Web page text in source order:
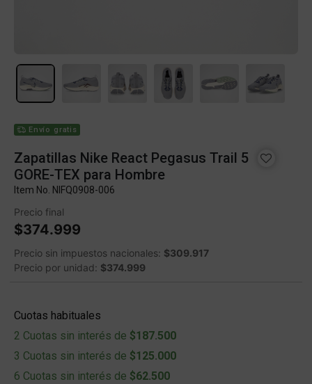
Envío gratis
Zapatillas Nike React Pegasus Trail 5
GORE-TEX para Hombre
Item No. NIFQ0908-006
Precio final
$374.999
Precio sin impuestos nacionales: $309.917
Precio por unidad: $374.999
Cuotas habituales
2 Cuotas sin interés de $187.500
3 Cuotas sin interés de $125.000
6 Cuotas sin interés de $62.500